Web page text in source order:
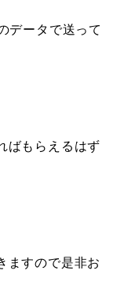
データで送って
ばもらえるはず
ますので是非お